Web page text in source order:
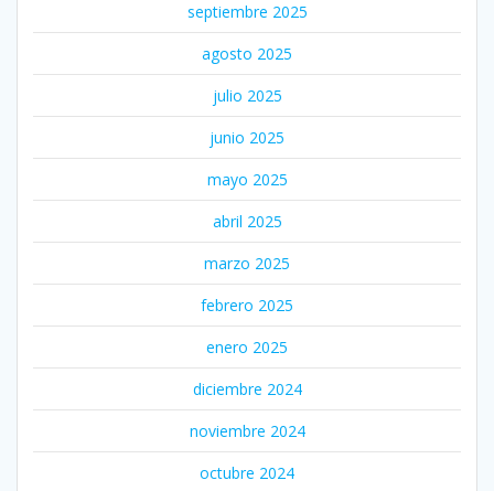
septiembre 2025
agosto 2025
julio 2025
junio 2025
mayo 2025
abril 2025
marzo 2025
febrero 2025
enero 2025
diciembre 2024
noviembre 2024
octubre 2024